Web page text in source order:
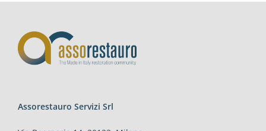
Assorestauro Servizi Srl